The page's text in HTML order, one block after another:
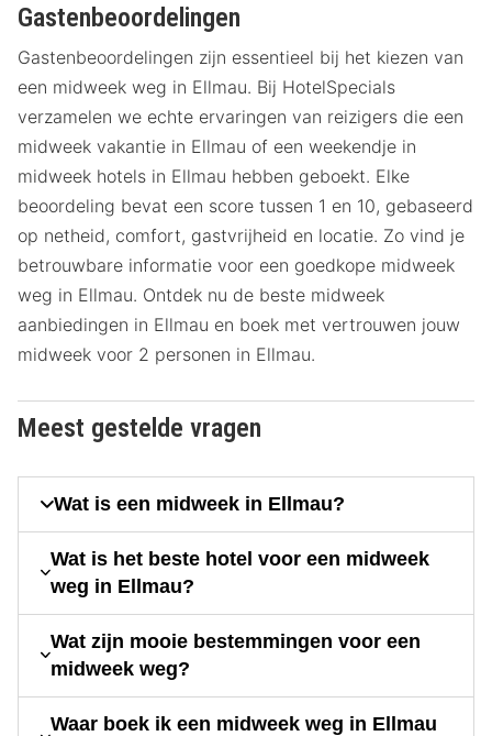
Gastenbeoordelingen
Gastenbeoordelingen zijn essentieel bij het kiezen van
een midweek weg in Ellmau. Bij HotelSpecials
verzamelen we echte ervaringen van reizigers die een
midweek vakantie in Ellmau of een weekendje in
midweek hotels in Ellmau hebben geboekt. Elke
beoordeling bevat een score tussen 1 en 10, gebaseerd
op netheid, comfort, gastvrijheid en locatie. Zo vind je
betrouwbare informatie voor een goedkope midweek
weg in Ellmau. Ontdek nu de beste midweek
aanbiedingen in Ellmau en boek met vertrouwen jouw
midweek voor 2 personen in Ellmau.
Meest gestelde vragen
Wat is een midweek in Ellmau?
Wat is het beste hotel voor een midweek
weg in Ellmau?
Wat zijn mooie bestemmingen voor een
midweek weg?
Waar boek ik een midweek weg in Ellmau